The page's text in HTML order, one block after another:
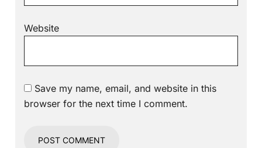
Website
Save my name, email, and website in this
browser for the next time I comment.